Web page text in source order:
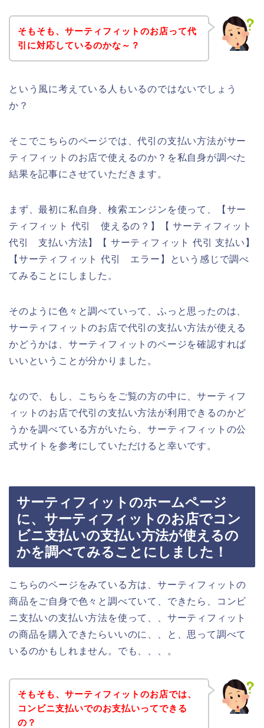
そもそも、サーティフィットのお店って代
引に対応しているのかな～？
という風に考えている人もいるのではないでしょう
か？
そこでこちらのページでは、代引の支払い方法がサー
ティフィットのお店で使えるのか？を私自身が調べた
結果を記事にさせていただきます。
まず、最初に私自身、検索エンジンを使って、【サー
ティフィット 代引 使えるの？】【 サーティフィット
代引 支払い方法】【 サーティフィット 代引 支払い】
【サーティフィット 代引 エラー】という感じで調べ
てみることにしました。
そのように色々と調べていって、ふっと思ったのは、
サーティフィットのお店で代引の支払い方法が使える
かどうかは、サーティフィットのページを確認すれば
いいということが分かりました。
なので、もし、こちらをご覧の方の中に、サーティフ
ィットのお店で代引の支払い方法が利用できるのかど
うかを調べている方がいたら、サーティフィットの公
式サイトを参考にしていただけると幸いです。
サーティフィットのホームページ
に、サーティフィットのお店でコン
ビニ支払いの支払い方法が使えるの
かを調べてみることにしました！
こちらのページをみている方は、サーティフィットの
商品をご自身で色々と調べていて、できたら、コンビ
ニ支払いの支払い方法を使って、、サーティフィット
の商品を購入できたらいいのに、、と、思って調べて
いるのかもしれません。でも、、、。
そもそも、サーティフィットのお店では、
コンビニ支払いでのお支払いってできる
の？